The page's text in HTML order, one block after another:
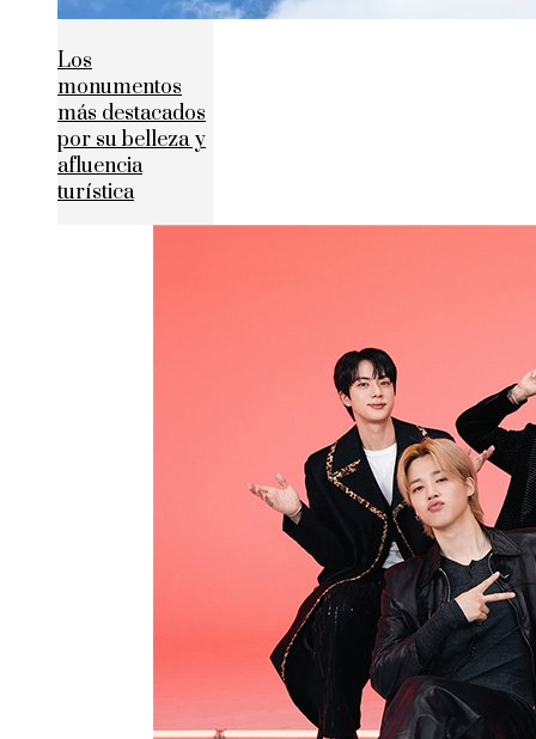
Los
monumentos
más destacados
por su belleza y
afluencia
turística